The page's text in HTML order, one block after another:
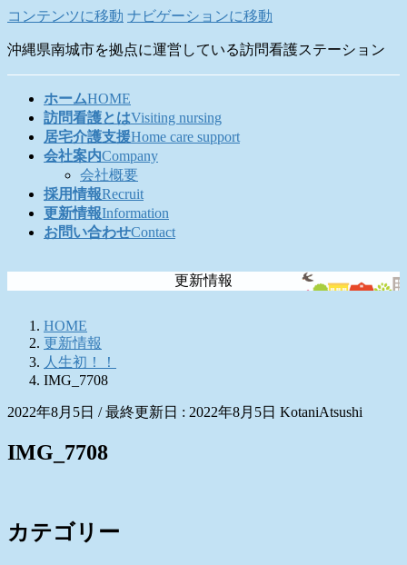
コンテンツに移動 ナビゲーションに移動
沖縄県南城市を拠点に運営している訪問看護ステーション
ホームHOME
訪問看護とはVisiting nursing
居宅介護支援Home care support
会社案内Company
会社概要
採用情報Recruit
更新情報Information
お問い合わせContact
更新情報
HOME
更新情報
人生初！！
IMG_7708
2022年8月5日 / 最終更新日 : 2022年8月5日 KotaniAtsushi
IMG_7708
カテゴリー